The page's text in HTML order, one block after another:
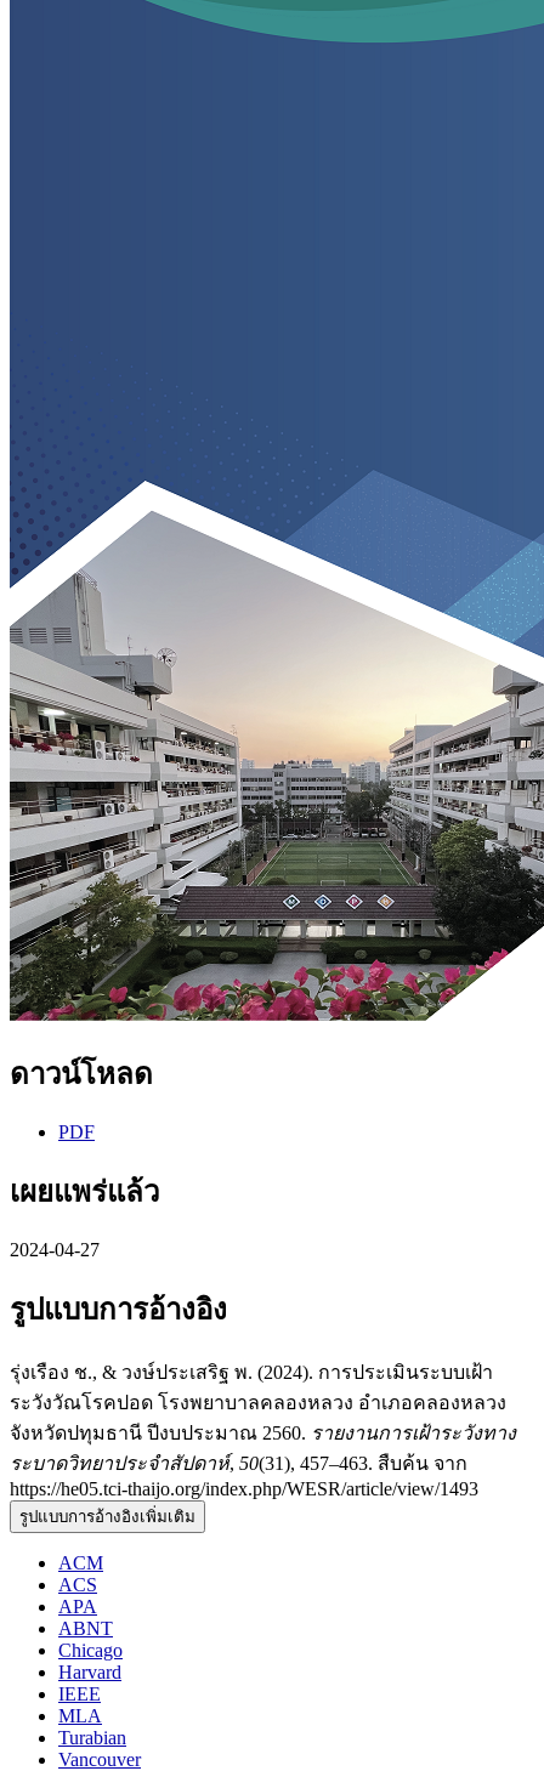
ดาวน์โหลด
PDF
เผยแพร่แล้ว
2024-04-27
รูปแบบการอ้างอิง
รุ่งเรือง ช., & วงษ์ประเสริฐ พ. (2024). การประเมินระบบเฝ้า
ระวังวัณโรคปอด โรงพยาบาลคลองหลวง อำเภอคลองหลวง
จังหวัดปทุมธานี ปีงบประมาณ 2560. รายงานการเฝ้าระวังทาง
ระบาดวิทยาประจำสัปดาห์, 50(31), 457–463. สืบค้น จาก
https://he05.tci-thaijo.org/index.php/WESR/article/view/1493
รูปแบบการอ้างอิงเพิ่มเติม
ACM
ACS
APA
ABNT
Chicago
Harvard
IEEE
MLA
Turabian
Vancouver